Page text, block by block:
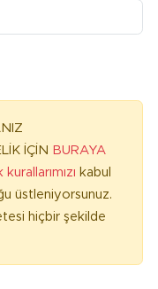
İÇİN BURAYA
kabul
üstleniyorsunuz.
hiçbir şekilde